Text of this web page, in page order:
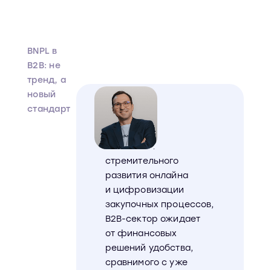
BNPL в
B2B: не
тренд, а
новый
стандарт
В условиях
стремительного
развития онлайна
и цифровизации
закупочных процессов,
В2В-сектор ожидает
от финансовых
решений удобства,
сравнимого с уже